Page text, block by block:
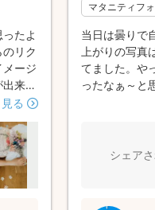
たよ
リク
ージ
来ま
で、
です
ども
^)
る
マタニティフォ
当日は曇りで
上がりの写真
てました。や
ったなぁ～と
ズでしたし
シェア